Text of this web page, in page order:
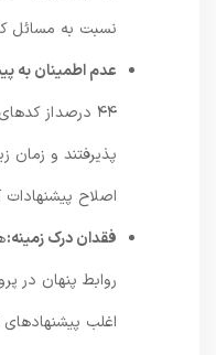
نسبت به مسائل کوچک
عدم اطمینان به
۴۴ درصد از کدهای
پذیرفتند و زمان زیادی
اصلاح پیشنهادات آن
فقدان درک زمینه:هوش
روابط پنهان در
اغلب پیشنهادهای